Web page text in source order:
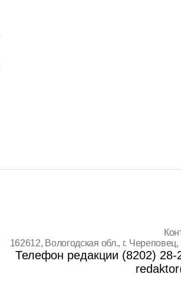
162612, Вологодская обл., г. Череповец,
Телефон редакции (8202) 28-